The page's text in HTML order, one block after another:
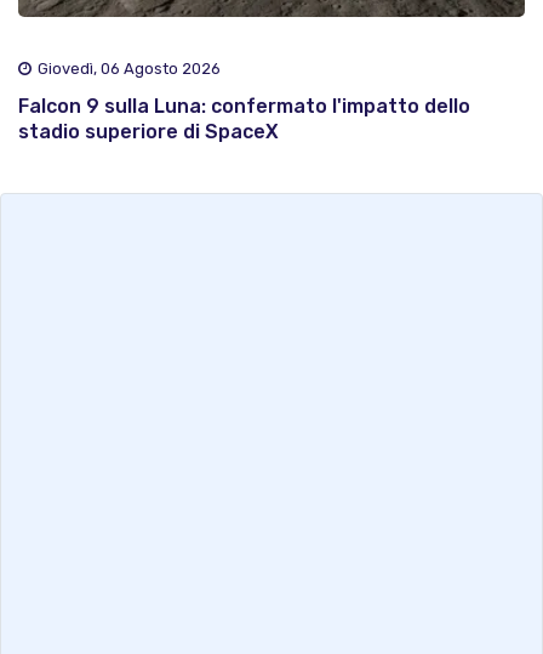
Giovedì, 06 Agosto 2026
Falcon 9 sulla Luna: confermato l'impatto dello
stadio superiore di SpaceX